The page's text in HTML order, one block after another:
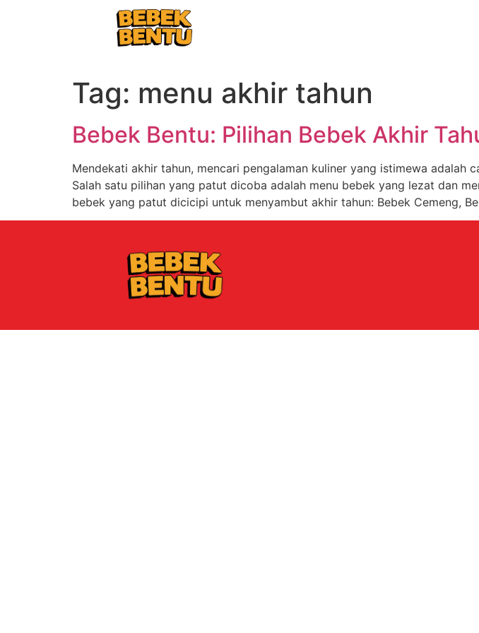
Tag: menu akhir tahun
Bebek Bentu: Pilihan Bebek Akhir
Mendekati akhir tahun, mencari pengalaman kuliner yang istimewa adalah
Salah satu pilihan yang patut dicoba adalah menu bebek yang lezat dan
bebek yang patut dicicipi untuk menyambut akhir tahun: Bebek Cemeng,